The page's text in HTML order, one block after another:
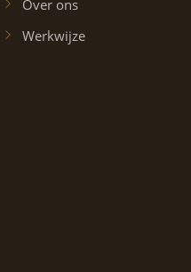
Over ons
Werkwijze